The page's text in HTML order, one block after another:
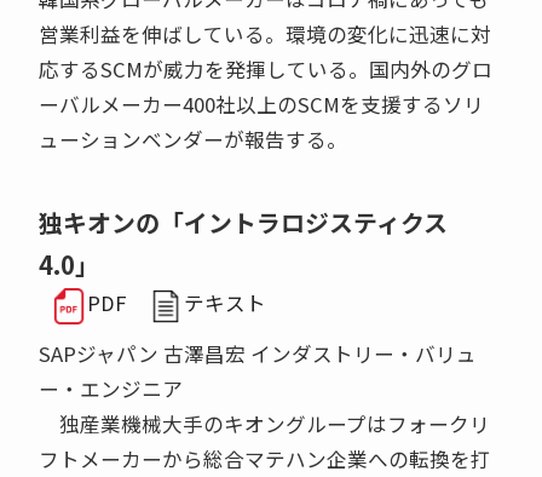
営業利益を伸ばしている。環境の変化に迅速に対
応するSCMが威力を発揮している。国内外のグロ
ーバルメーカー400社以上のSCMを支援するソリ
ューションベンダーが報告する。
独キオンの「イントラロジスティクス
4.0」
PDF
テキスト
SAPジャパン 古澤昌宏 インダストリー・バリュ
ー・エンジニア
独産業機械大手のキオングループはフォークリ
フトメーカーから総合マテハン企業への転換を打